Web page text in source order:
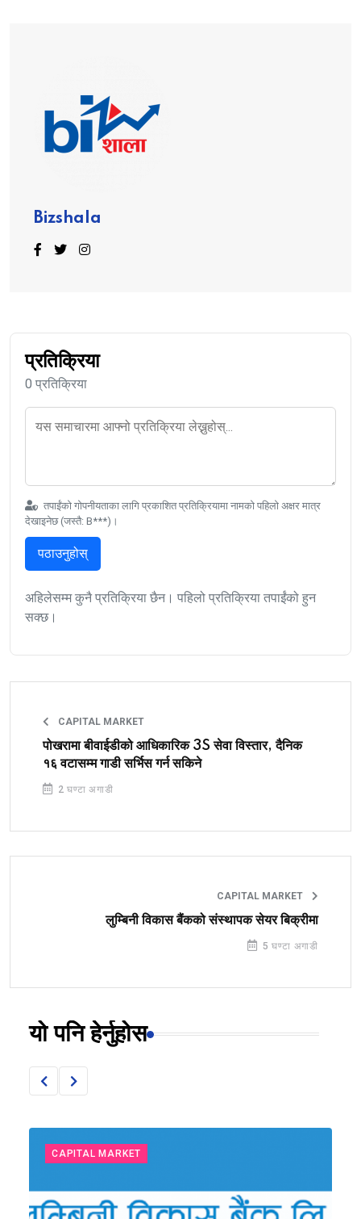
Bizshala
प्रतिक्रिया
0 प्रतिक्रिया
तपाईंको गोपनीयताका लागि प्रकाशित प्रतिक्रियामा नामको पहिलो अक्षर मात्र
देखाइनेछ (जस्तै: B***)।
पठाउनुहोस्
अहिलेसम्म कुनै प्रतिक्रिया छैन। पहिलो प्रतिक्रिया तपाईंको हुन
सक्छ।
CAPITAL MARKET
पोखरामा बीवाईडीको आधिकारिक 3S सेवा विस्तार, दैनिक
१६ वटासम्म गाडी सर्भिस गर्न सकिने
2 घण्टा अगाडी
CAPITAL MARKET
लुम्बिनी विकास बैंकको संस्थापक सेयर बिक्रीमा
5 घण्टा अगाडी
यो पनि हेर्नुहोस
CAPITAL MARKET